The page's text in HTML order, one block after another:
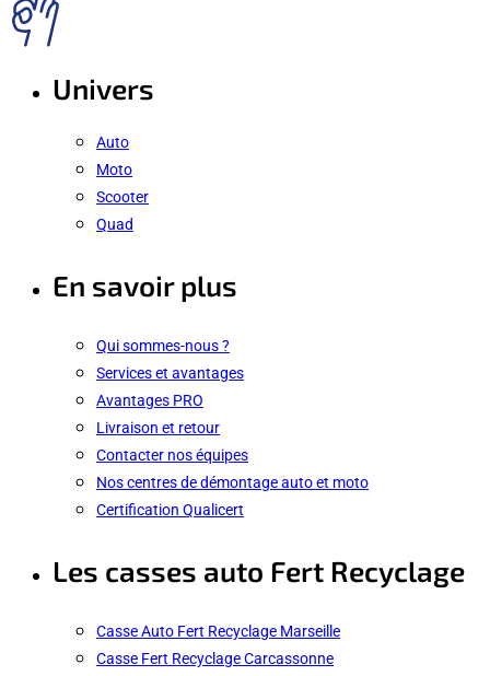
Univers
Auto
Moto
Scooter
Quad
En savoir plus
Qui sommes-nous ?
Services et avantages
Avantages PRO
Livraison et retour
Contacter nos équipes
Nos centres de démontage auto et moto
Certification Qualicert
Les casses auto Fert Recyclage
Casse Auto Fert Recyclage Marseille
Casse Fert Recyclage Carcassonne